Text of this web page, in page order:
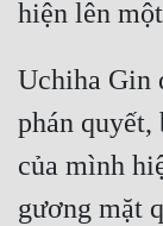
Uchiha Gin
phán quyết,
của mình
gương mặt